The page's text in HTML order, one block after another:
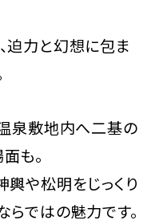
迫力と幻想に包ま
温泉敷地内へ二基の
も。
や松明をじっくり
ではの魅力です。